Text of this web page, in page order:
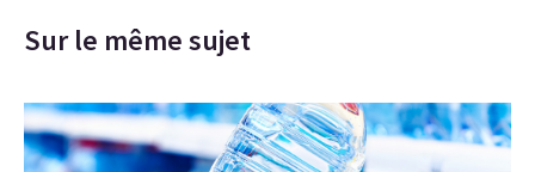
Sur le même sujet